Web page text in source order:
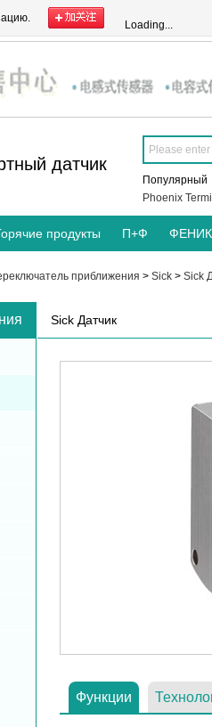
Loading...
датчик
Популярный
Phoenix
продукты П+Ф
приближения > Sick > Sick
Sick Датчик
Функции